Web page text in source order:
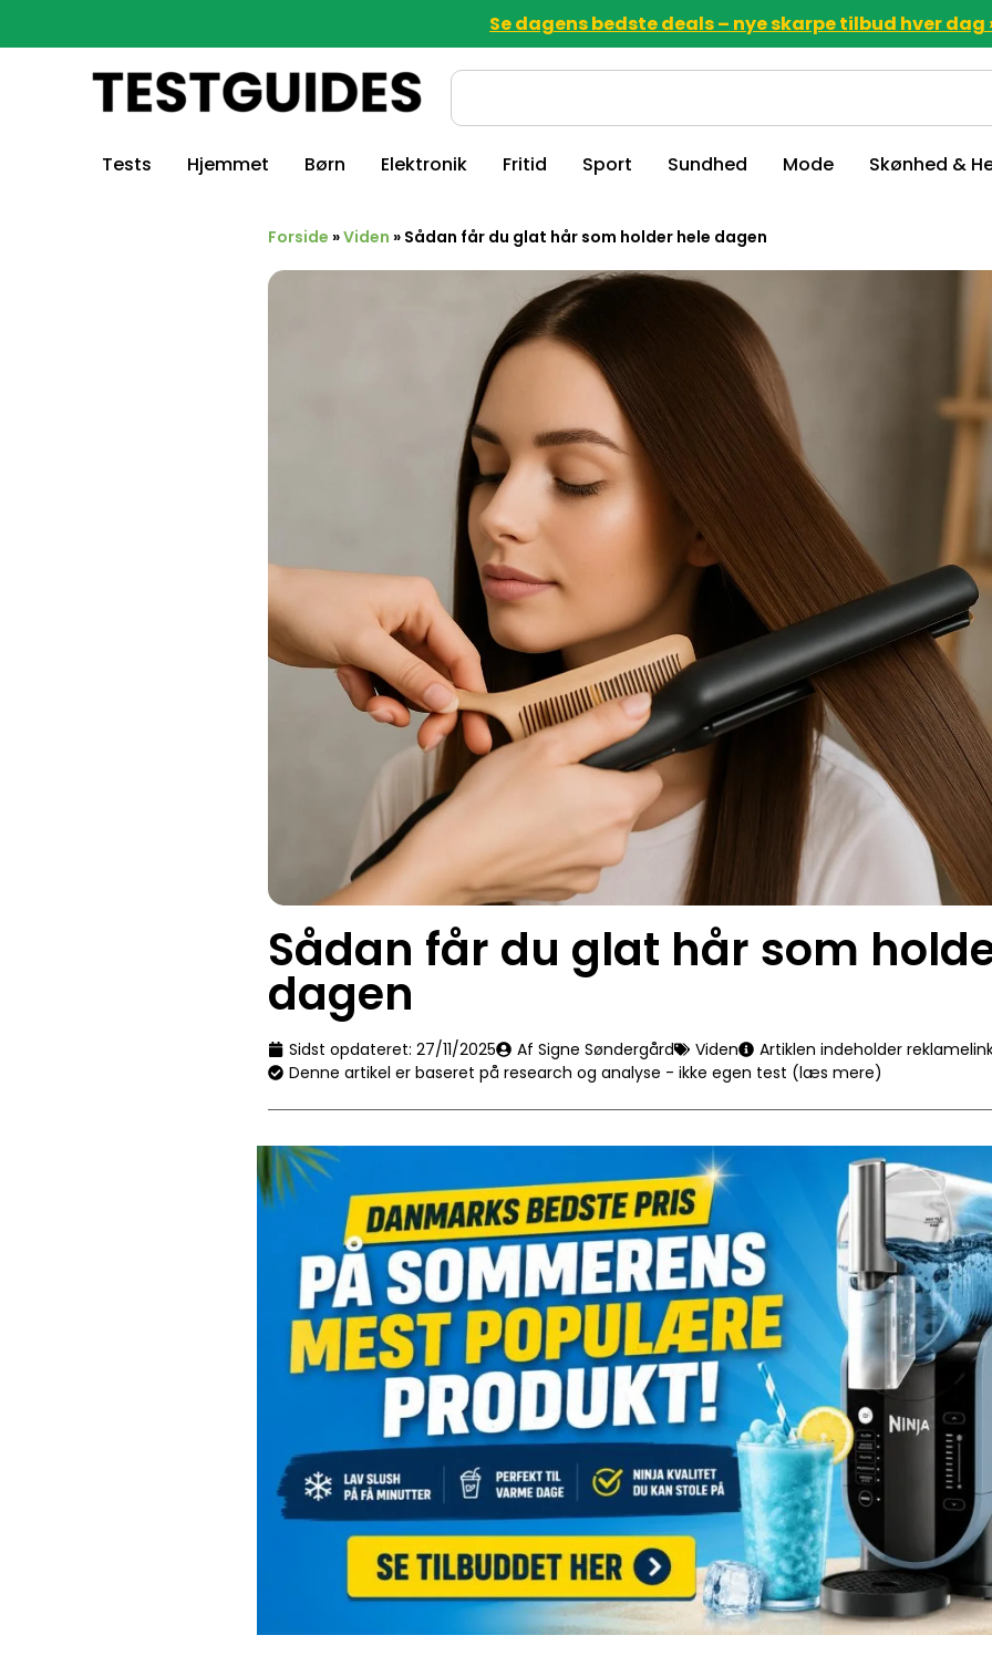
Se dagens bedste deals – nye skarpe tilbud hver dag
Tests Hjemmet Børn Elektronik Fritid Sport Sundhed Mode Skønhed &
Forside »Viden » Sådan får du glat hår som holder hele dagen
Sådan får du glat hår som
dagen
Sidst opdateret: 27/11/2025 Af Signe Søndergård Viden
Artiklen indeholder
Denne artikel er baseret på research og analyse - ikke egen test (læs mere)